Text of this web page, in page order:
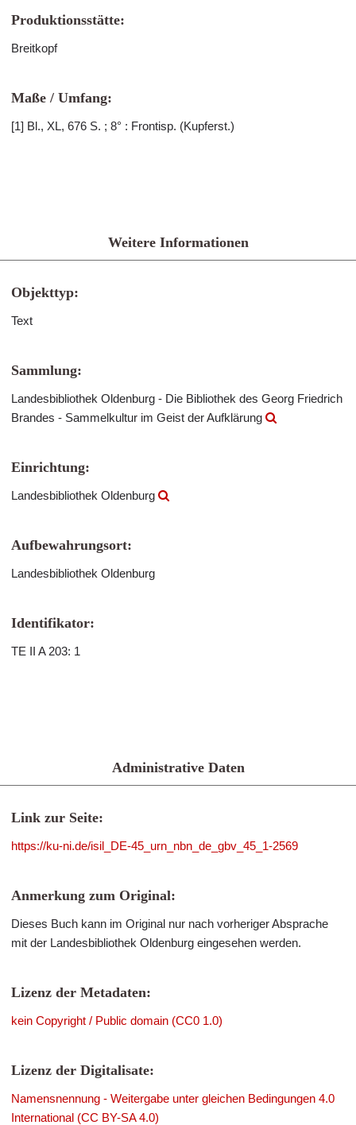
Produktionsstätte:
Breitkopf
Maße / Umfang:
[1] Bl., XL, 676 S. ; 8° : Frontisp. (Kupferst.)
Weitere Informationen
Objekttyp:
Text
Sammlung:
Landesbibliothek Oldenburg - Die Bibliothek des Georg Friedrich
Brandes - Sammelkultur im Geist der Aufklärung
Einrichtung:
Landesbibliothek Oldenburg
Aufbewahrungsort:
Landesbibliothek Oldenburg
Identifikator:
TE II A 203: 1
Administrative Daten
Link zur Seite:
https://ku-ni.de/isil_DE-45_urn_nbn_de_gbv_45_1-2569
Anmerkung zum Original:
Dieses Buch kann im Original nur nach vorheriger Absprache
mit der Landesbibliothek Oldenburg eingesehen werden.
Lizenz der Metadaten:
kein Copyright / Public domain (CC0 1.0)
Lizenz der Digitalisate:
Namensnennung - Weitergabe unter gleichen Bedingungen 4.0
International (CC BY-SA 4.0)